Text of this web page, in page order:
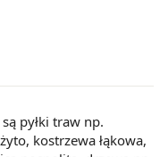
pyłki traw np.
kostrzewa łąkowa,